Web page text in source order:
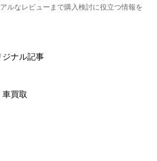
ルなレビューまで購入検討に役立つ情報を
ジナル記事
車買取